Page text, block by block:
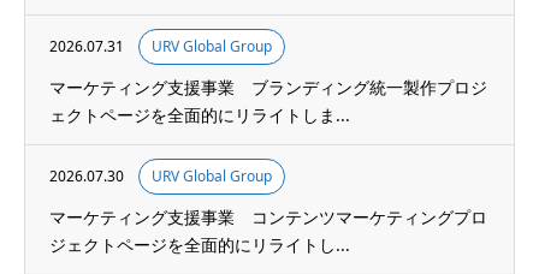
2026.07.31 URV Global Group
マーケティング支援事業 ブランディング統一製作プロジ
ェクトページを全面的にリライトしま...
2026.07.30 URV Global Group
マーケティング支援事業 コンテンツマーケティングプロ
ジェクトページを全面的にリライトし...